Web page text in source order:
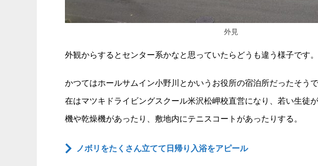
外見
外観からするとセンター系かなと思っていたらどうも違う様子です。
かつてはホールサムイン小野川とかいうお役所の宿泊所だったそう
在はマツキドライビングスクール米沢松岬校直営になり、若い生徒
機や乾燥機があったり、敷地内にテニスコートがあったりする。
ノボリをたくさん立てて日帰り入浴をアピール